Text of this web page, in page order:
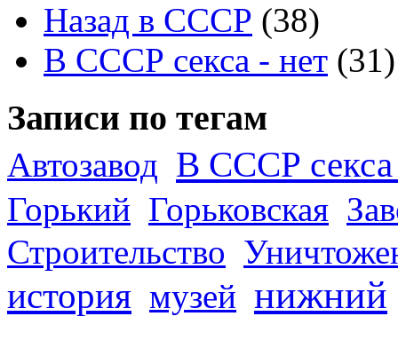
Назад в СССР (38)
В СССР секса - нет (31)
Записи по тегам
Автозавод В СССР секса
Горький Горьковская
Строительство
история музей нижний